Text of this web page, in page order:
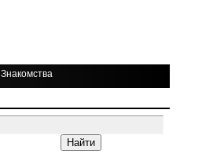
Знакомства